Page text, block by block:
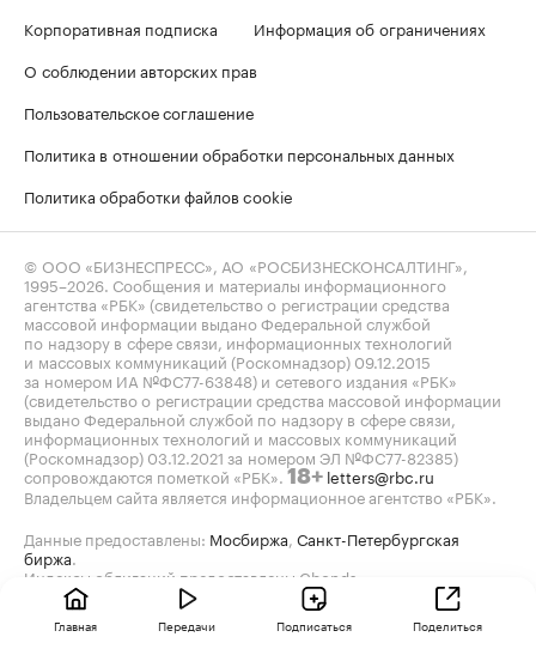
Корпоративная подписка
Информация об ограничениях
О соблюдении авторских прав
Пользовательское соглашение
Политика в отношении обработки персональных данных
Политика обработки файлов cookie
© ООО «БИЗНЕСПРЕСС», АО «РОСБИЗНЕСКОНСАЛТИНГ»,
1995–2026. Сообщения и материалы информационного
агентства «РБК» (свидетельство о регистрации средства
массовой информации выдано Федеральной службой
по надзору в сфере связи, информационных технологий
и массовых коммуникаций (Роскомнадзор) 09.12.2015
за номером ИА №ФС77-63848) и сетевого издания «РБК»
(свидетельство о регистрации средства массовой информации
выдано Федеральной службой по надзору в сфере связи,
информационных технологий и массовых коммуникаций
(Роскомнадзор) 03.12.2021 за номером ЭЛ №ФС77-82385)
сопровождаются пометкой «РБК». 18+ letters@rbc.ru
Владельцем сайта является информационное агентство «РБК».
Данные предоставлены: Мосбиржа, Санкт-Петербургская
биржа.
Индексы облигаций предоставлены Cbonds.
Главная Передачи Подписаться Поделиться